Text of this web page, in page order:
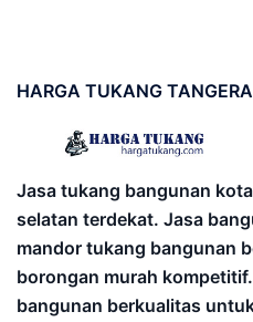
HARGA TUKANG
Jasa tukang bangunan
selatan terdekat. Jasa
mandor tukang bangunan
borongan murah
bangunan berkualitas